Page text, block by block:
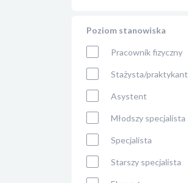
Poziom stanowiska
Pracownik fizyczny
Stażysta/praktykant
Asystent
Młodszy specjalista
Specjalista
Starszy specjalista